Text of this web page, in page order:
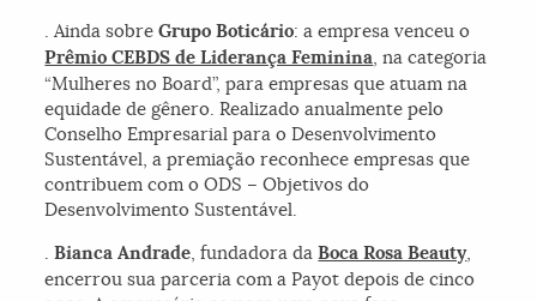
. Ainda sobreGrupo Boticário: a empresa venceu o
Prêmio CEBDS de Liderança Feminina, na categoria
“Mulheres no Board”, para empresas que atuam na
equidade de gênero. Realizado anualmente pelo
Conselho Empresarial para o Desenvolvimento
Sustentável, a premiação reconhece empresas que
contribuem com o ODS – Objetivos do
Desenvolvimento Sustentável.
.Bianca Andrade, fundadora daBoca Rosa Beauty,
encerrou sua parceria com a Payot depois de cinco